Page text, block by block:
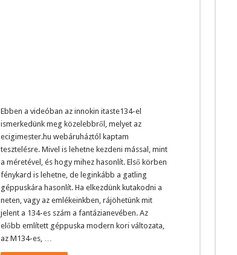
Ebben a videóban az innokin itaste134-el
ismerkedünk meg közelebbről, melyet az
ecigimester.hu webáruháztól kaptam
tesztelésre. Mivel is lehetne kezdeni mással, mint
a méretével, és hogy mihez hasonlít. Első körben
fénykard is lehetne, de leginkább a gatling
géppuskára hasonlít. Ha elkezdünk kutakodni a
neten, vagy az emlékeinkben, rájöhetünk mit
jelent a 134-es szám a fantázianevében. Az
előbb említett géppuska modern kori változata,
az M134-es, …